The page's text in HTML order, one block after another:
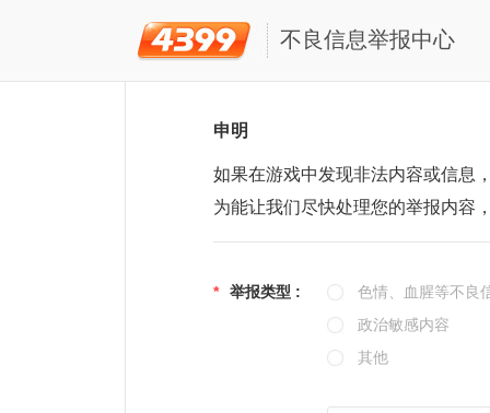
不良信息举报中心
申明
如果在游戏中发现非法内容或信息
为能让我们尽快处理您的举报内容
* 举报类型 :
色情、血腥等不良
政治敏感内容
其他